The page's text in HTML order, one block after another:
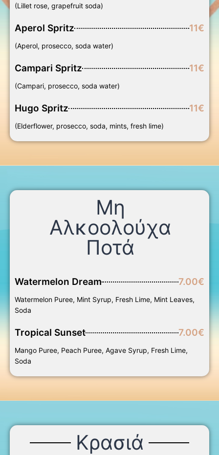
(Lillet rose, grapefruit soda)
Aperol Spritz 11€
(Aperol, prosecco, soda water)
Campari Spritz 11€
(Campari, prosecco, soda water)
Hugo Spritz 11€
(Elderflower, prosecco, soda, mints, fresh lime)
Μη
Αλκοολούχα
Ποτά
Watermelon Dream 7.00€
Watermelon Puree, Mint Syrup, Fresh Lime, Mint Leaves,
Soda
Tropical Sunset 7.00€
Mango Puree, Peach Puree, Agave Syrup, Fresh Lime,
Soda
Κρασιά